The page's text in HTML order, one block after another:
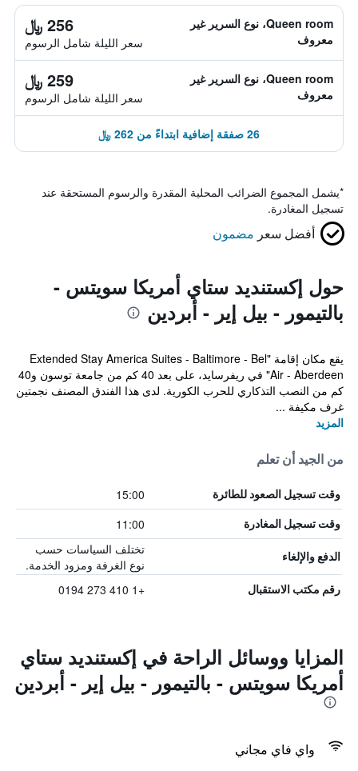
Queen room، نوع السرير غير
معروف
256 ﷼
سعر الليلة شامل الرسوم
Queen room، نوع السرير غير
معروف
259 ﷼
سعر الليلة شامل الرسوم
26 صفقة إضافية ابتداءً من 262 ﷼
*يشمل المجموع الضرائب المحلية المقدرة والرسوم المستحقة عند
تسجيل المغادرة.
أفضل سعر مضمون
حول إكستنديد ستاي أمريكا سويتس -
بالتيمور - بيل إير - أبردين
يقع مكان إقامة "Extended Stay America Suites - Baltimore - Bel
Air - Aberdeen" في ريفرسايد، على بعد 40 كم من جامعة توسون و40
كم من النصب التذكاري للحرب الكورية. لدى هذا الفندق المصنف نجمتين
غرف مكيفة ...
المزيد
من الجيد أن تعلم
وقت تسجيل الصعود للطائرة 15:00
وقت تسجيل المغادرة 11:00
الدفع والإلغاء
تختلف السياسات حسب
نوع الغرفة ومزود الخدمة.
رقم مكتب الاستقبال +1 410 273 0194
المزايا ووسائل الراحة في إكستنديد ستاي
أمريكا سويتس - بالتيمور - بيل إير - أبردين
واي فاي مجاني